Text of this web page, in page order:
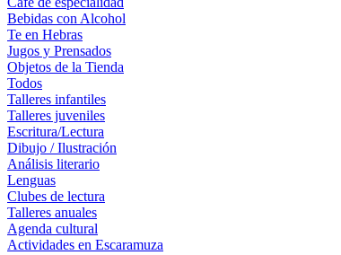
Bebidas con Alcohol
Te en Hebras
Jugos y Prensados
Objetos de la Tienda
Todos
Talleres infantiles
Talleres juveniles
Escritura/Lectura
Dibujo / Ilustración
Análisis literario
Lenguas
Clubes de lectura
Talleres anuales
Agenda cultural
Actividades en Escaramuza